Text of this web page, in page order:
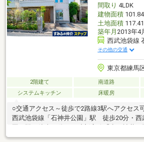
間取り 4LDK
建物面積
土地面積
築年月 2013年4
西武池袋線
その他の交通
東京都練馬
2階建て 南道路
システムキッチン
床暖房
○交通アクセス～徒歩で2路線3駅へアクセス
西武池袋線「石神井公園」駅 徒歩20分・西
「吉祥寺」駅 バス30分 西武新宿線「上